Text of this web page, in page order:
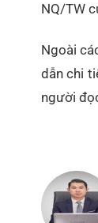
NQ/TW
Ngoài
dẫn chi
người